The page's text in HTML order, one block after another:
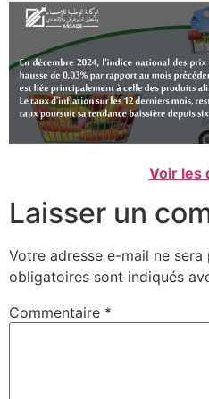
Voir les
Laisser un
Votre adresse e-mail ne sera
obligatoires sont indiqués
Commentaire *